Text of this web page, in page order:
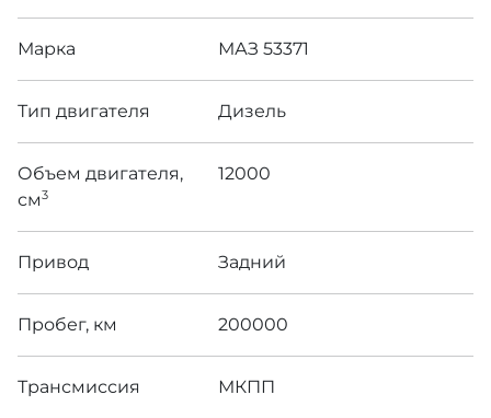
Марка МАЗ 53371
Тип двигателя Дизель
Объем двигателя,
см3
12000
Привод Задний
Пробег, км 200000
Трансмиссия МКПП